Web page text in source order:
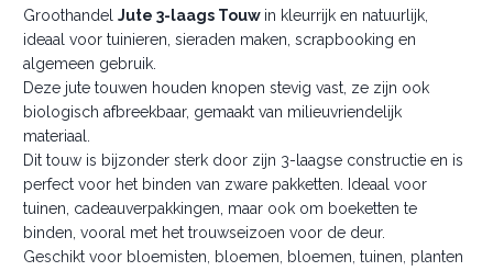
Groothandel Jute 3-laags Touw in kleurrijk en natuurlijk,
ideaal voor tuinieren, sieraden maken, scrapbooking en
algemeen gebruik.
Deze jute touwen houden knopen stevig vast, ze zijn ook
biologisch afbreekbaar, gemaakt van milieuvriendelijk
materiaal.
Dit touw is bijzonder sterk door zijn 3-laagse constructie en is
perfect voor het binden van zware pakketten. Ideaal voor
tuinen, cadeauverpakkingen, maar ook om boeketten te
binden, vooral met het trouwseizoen voor de deur.
Geschikt voor bloemisten, bloemen, bloemen, tuinen, planten